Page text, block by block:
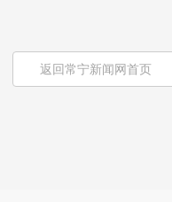
返回常宁新闻网首页